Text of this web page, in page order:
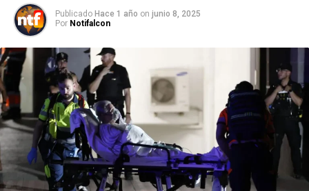
Publicado Hace 1 año on junio 8, 2025
Por Notifalcon